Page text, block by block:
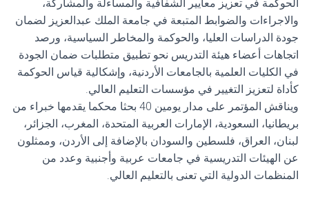
الحوكمة في تعزيز معايير الشفافية والمساءلة والمشاركة،
والاجراءات والضوابط المتبعة في جامعة الملك عبدالعزيز لضمان
جودة الدراسات العليا، والحوكمة والمخاطر السياسية، ورصد
اتجاهات أعضاء هيئة التدريس نحو تطبيق متطلبات ضمان الجودة
في الكليات العلمية بالجامعات الأردنية، وإشكالية قياس الحوكمة
كأداة لتعزيز التغيير في مؤسسات التعليم العالي.
ويناقش المؤتمر على مدار يومين 40 بحثا محكما يقدمها خبراء من
بريطانيا، السعودية، الإمارات العربية المتحدة، المغرب، الجزائر،
لبنان، العراق، فلسطين والسودان بالإضافة إلى الأردن، وممثلون
عن الهيئات التدريسية في جامعات عربية وأجنبية وعدد من
المنظمات الدولية التي تعنى بالتعليم العالي.